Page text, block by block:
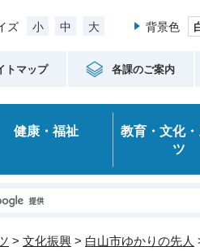
ズ 小 中 大 背景色
トマップ 各課のご案内
健康・福祉
教育・文化
ツ
> 文化振興 > 白山市ゆかりの先人